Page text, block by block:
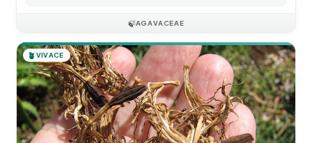
🍃AGAVACEAE
🪴 VIVACE